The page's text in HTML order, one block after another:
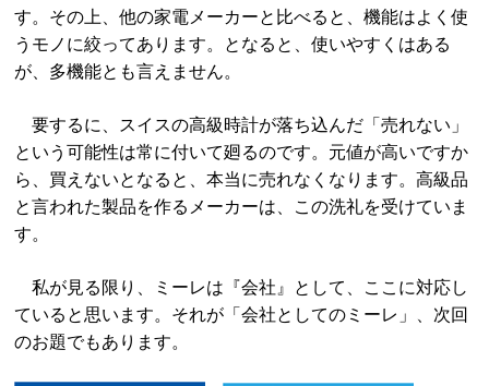
す。その上、他の家電メーカーと比べると、機能はよく使
うモノに絞ってあります。となると、使いやすくはある
が、多機能とも言えません。
要するに、スイスの高級時計が落ち込んだ「売れない」
という可能性は常に付いて廻るのです。元値が高いですか
ら、買えないとなると、本当に売れなくなります。高級品
と言われた製品を作るメーカーは、この洗礼を受けていま
す。
私が見る限り、ミーレは『会社』として、ここに対応し
ていると思います。それが「会社としてのミーレ」、次回
のお題でもあります。